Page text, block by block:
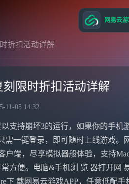
折扣活动详解
限时折扣活动详解
11-05 14:32
支持崩坏3的运行，如果你的手机
需一键登录，即可随时上线游戏。
户端，尽享模拟器般体验，支持
方便。电脑&手机浏 览 器打开网
下 载网易云游戏APP，任意低配手
网易云